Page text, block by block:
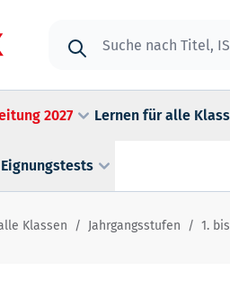
2027 Lernen für alle
Klassen / Jahrgangsstufen / 1.